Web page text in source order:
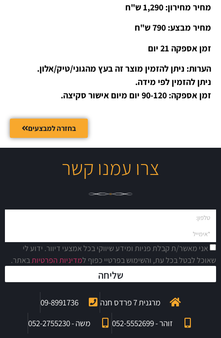
מחיר מחירון: 1,290 ש"ח
מחיר מבצע: 790 ש"ח
זמן אספקה 21 יום
הערות: ניתן להזמין מוצר זה בעץ מהגוני/טיק/אלון.
ניתן להזמין לפי מידה.
זמן אספקה: 90-120 יום מיום אישור סקיצה.
בחזרה למבצעים
צרו עמנו קשר
אני מאשר/ת קבלת פניות ומידע שיווקי בכל אמצעי דיוור. ידוע לי
שאוכל לבטל בכל עת, והשימוש בפרטיי כפוף למדיניות הפרטיותבאתר.
שליחה
מרגנית 7 פרדס חנה
09-8991736
זוהר - 052-5552699
משה - 052-2755230